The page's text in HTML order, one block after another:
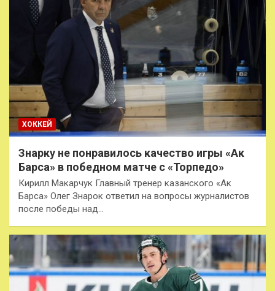
ХОККЕЙ
Знарку не понравилось качество игры «Ак
Барса» в победном матче с «Торпедо»
Кирилл Макарчук Главный тренер казанского «Ак
Барса» Олег Знарок ответил на вопросы журналистов
после победы над…